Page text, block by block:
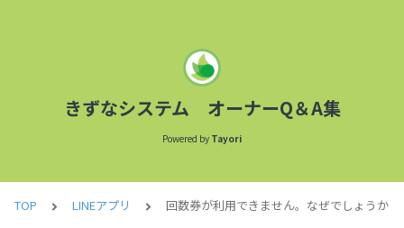
きずなシステム オーナーQ＆A集
Powered by Tayori
TOP LINEアプリ 回数券が利用できません。なぜでしょうか？